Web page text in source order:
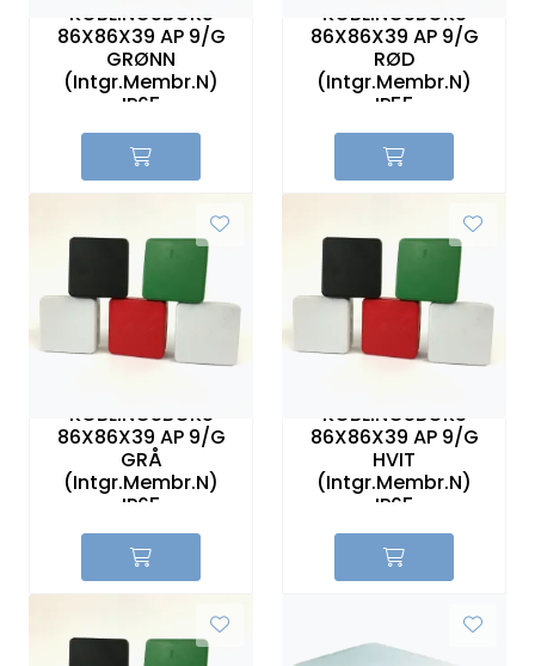
KOBLINGSBOKS
86X86X39 AP 9/G
GRØNN
(Intgr.Membr.N)
IP65
KOBLINGSBOKS
86X86X39 AP 9/G
RØD
(Intgr.Membr.N)
IP55
KOBLINGSBOKS
86X86X39 AP 9/G
GRÅ
(Intgr.Membr.N)
IP65
KOBLINGSBOKS
86X86X39 AP 9/G
HVIT
(Intgr.Membr.N)
IP65
Sikringer
Leverandører